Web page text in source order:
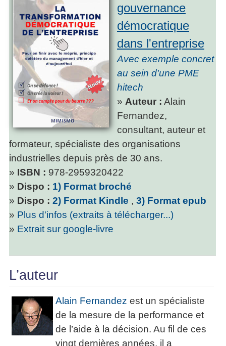
gouvernance
démocratique
dans l'entreprise
Avec exemple concret
au sein d'une PME
hitech
» Auteur : Alain
Fernandez,
consultant, auteur et
formateur, spécialiste des organisations
industrielles depuis près de 30 ans.
» ISBN : 978-2959320422
» Dispo : 1) Format broché
» Dispo : 2) Format Kindle , 3) Format epub
» Plus d'infos (extraits à télécharger...)
» Extrait sur google-livre
L’auteur
Alain Fernandez est un spécialiste
de la mesure de la performance et
de l’aide à la décision. Au fil de ces
vingt dernières années, il a